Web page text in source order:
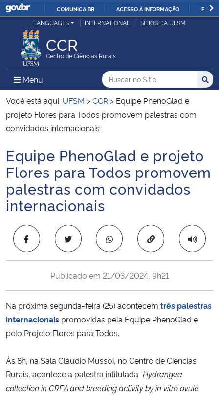
IR
COMUNICA BR ACESSO À INFORMAÇÃO
Ministério da Justiça e Segurança Pública
Ministério da Defesa
Ministério das Relações Exteriores
Ministério da Economia
Ministério da Infraestrutura
Ministério da Agricultura, Pecuária e Abastecimento
Ministério da Educação
Ministério da Cidadania
Ministério da Saúde
Ministério de Minas e Energia
Ministério da Ciência, Tecnologia, Inovações e Comunicações
Ministério do Meio Ambiente
Ministério do Turismo
Ministério do Desenvolvimento Regional
LANGUAGES INTERNATIONAL SÍTIOS DA UFSM
CCR
Centro de Ciências Rurais
Menu Menu Principal do Sítio
Busca
Buscar no no Sítio
Busca:
Você está aqui: UFSM >CCR > Equipe PhenoGlad e
projeto Flores para Todos promovem palestras com
convidados internacionais
Início do conteúdo
Equipe PhenoGlad e projeto
Flores para Todos promovem
palestras com convidados
internacionais
Copiar para área
Publicado em 21/03/2024, 9h21
Na próxima segunda-feira (25) acontecem três palestras
internacionais promovidas pela Equipe PhenoGlad e
pelo Projeto Flores para Todos.
Às 8h, na Sala Cláudio Mussoi, no Centro de Ciências
Rurais, acontece a palestra intitulada “Hydrangea
collection in CREA and breeding activity by in vitro ovule